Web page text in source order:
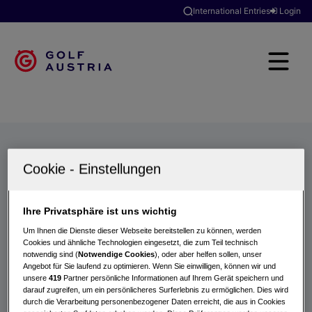
International Entries Login
Turniere
Ihre Privatsphäre ist uns wichtig
Um Ihnen die Dienste dieser Webseite bereitstellen zu können, werden
Cookies und ähnliche Technologien eingesetzt, die zum Teil technisch
notwendig sind (Notwendige Cookies), oder aber helfen sollen, unser
Angebot für Sie laufend zu optimieren. Wenn Sie einwilligen, können wir und
unsere419 Partner persönliche Informationen auf Ihrem Gerät speichern und
darauf zugreifen, um ein persönlicheres Surferlebnis zu ermöglichen. Dies wird
durch die Verarbeitung personenbezogener Daten erreicht, die aus in Cookies